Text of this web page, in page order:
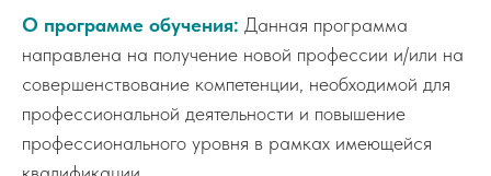
О программе обучения: Данная программа
направлена на получение новой профессии и/или на
совершенствование компетенции, необходимой для
профессиональной деятельности и повышение
профессионального уровня в рамках имеющейся